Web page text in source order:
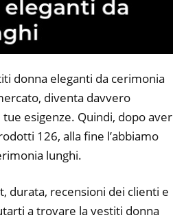
donna eleganti da cerimonia
diventa davvero
esigenze. Quindi, dopo aver
126, alla fine l’abbiamo
lunghi.
durata, recensioni dei clienti e
a trovare la vestiti donna